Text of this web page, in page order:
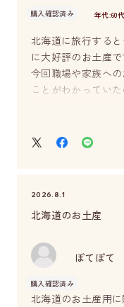
購入確認済み 年代:60代
北海道に旅行する
に大好評のお土産で
今回職場や家族へ
ことがわかってい
させていただきま
おかげさまで現地
2026.8.1
北海道のお土産
ぽてぽて
購入確認済み
北海道のお土産用